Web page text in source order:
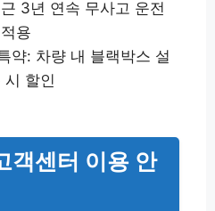
3년 연속 무사고 운전
용
약: 차량 내 블랙박스 설
시 할인
객센터 이용 안